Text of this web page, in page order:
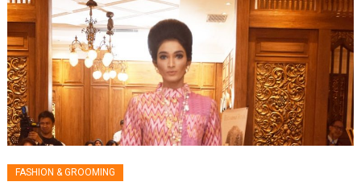
FASHION & GROOMING